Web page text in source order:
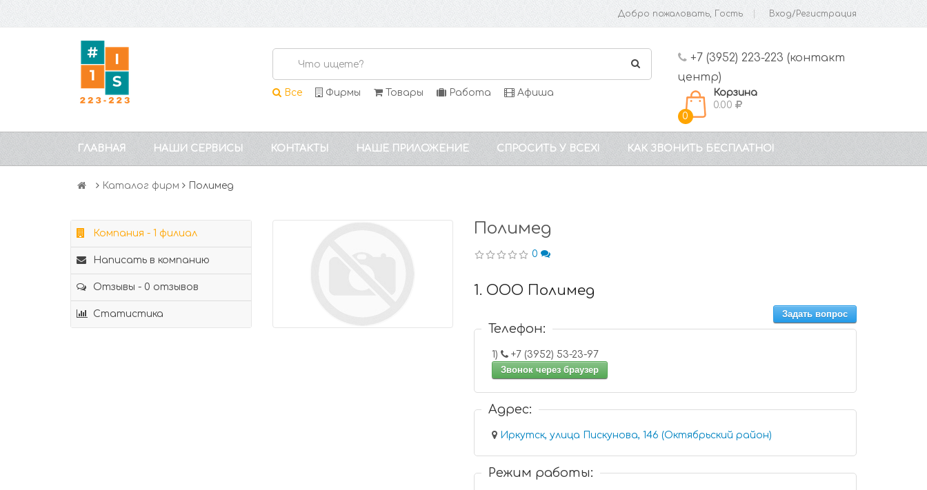
Добро пожаловать, Гость Вход/Регистрация
Все Фирмы Товары Работа Афиша
+7 (3952) 223-223 (контакт
центр)
0
Корзина
0.00
ГЛАВНАЯ НАШИ СЕРВИСЫ КОНТАКТЫ НАШЕ ПРИЛОЖЕНИЕ СПРОСИТЬ У ВСЕХ! КАК ЗВОНИТЬ БЕСПЛАТНО!
Каталог фирм Полимед
Компания - 1 филиал
Написать в компанию
Отзывы - 0 отзывов
Статистика
Полимед
0
1. ООО Полимед
Задать вопрос
Телефон:
1)
+7 (3952) 53-23-97
Звонок через браузер
Адрес:
Иркутск, улица Пискунова, 146 (Октябрьский район)
Режим работы: